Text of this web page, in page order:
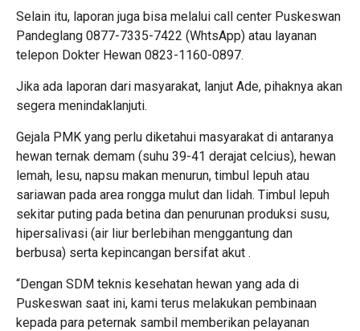
Selain itu, laporan juga bisa melalui call center Puskeswan
Pandeglang 0877-7335-7422 (WhtsApp) atau layanan
telepon Dokter Hewan 0823-1160-0897.
Jika ada laporan dari masyarakat, lanjut Ade, pihaknya akan
segera menindaklanjuti.
Gejala PMK yang perlu diketahui masyarakat di antaranya
hewan ternak demam (suhu 39-41 derajat celcius), hewan
lemah, lesu, napsu makan menurun, timbul lepuh atau
sariawan pada area rongga mulut dan lidah. Timbul lepuh
sekitar puting pada betina dan penurunan produksi susu,
hipersalivasi (air liur berlebihan menggantung dan
berbusa) serta kepincangan bersifat akut .
“Dengan SDM teknis kesehatan hewan yang ada di
Puskeswan saat ini, kami terus melakukan pembinaan
kepada para peternak sambil memberikan pelayanan